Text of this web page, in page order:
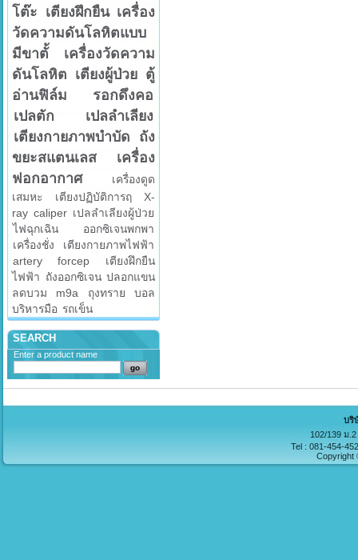
โต๊ะ เตียงฝึกยืน เครื่อง
วัดความดันโลหิตแบบ
มีขาตั้
เครื่องวัดความ
ดันโลหิต เตียงผู้ป่วย ตู้
อ่านฟิล์ม
รอกดึงคอ
เปลตัก
เปลลำเลียง
เตียงกายภาพบำบัด
ถัง
ขยะสแตนเลส
เครื่อง
ฟอกอากาศ
เครื่องดูด
เสมหะ
เตียงปฏิบัติการฤ
X-
ray caliper เปลลำเลียงผู้ป่วย
ไฟฉุกเฉิน
ออกซิเจนพกพา
เครื่องชั่ง
เตียงกายภาพไฟฟ้า
artery forcep
เตียงฝึกยืน
ไฟฟ้า ถังออกซิเจน ปลอกแขน
ลดบวม
m9a ถุงทราย
บอล
บริหารมือ รถเข็น
SEARCH
Enter a product name
บริ
102/139 ม
Tel : 081-454-
Copyright